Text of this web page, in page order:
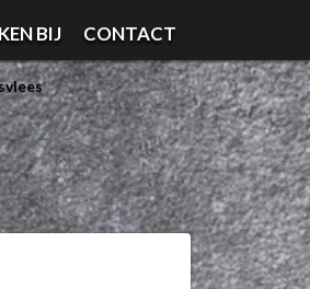
BIJ CONTACT